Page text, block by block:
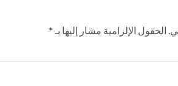
الحقول الإلزامية مشار إليها بـ *